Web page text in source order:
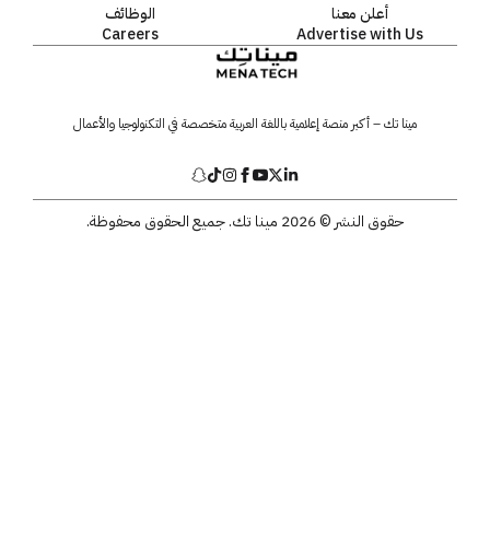
أعلن معنا
Advertise with Us
الوظائف
Careers
مينا تك – أكبر منصة إعلامية باللغة العربية متخصصة في التكنولوجيا والأعمال
حقوق النشر © 2026 مينا تك. جميع الحقوق محفوظة.